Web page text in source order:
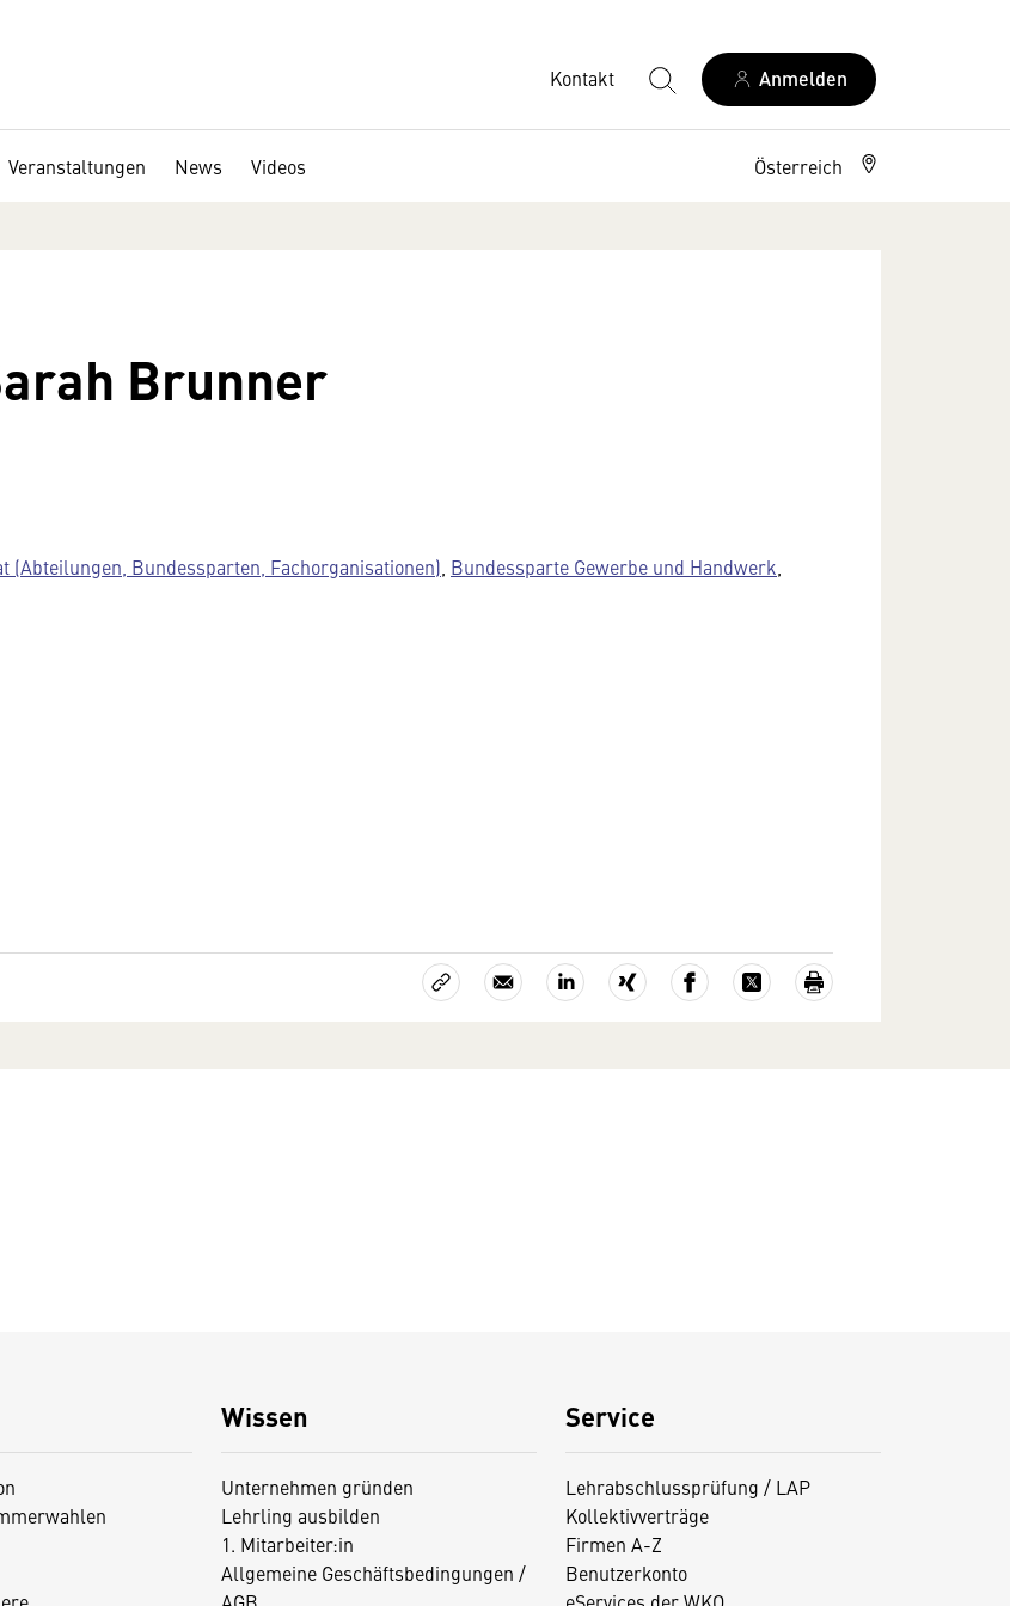
Kontakt Anmelden
Veranstaltungen News Videos Österreich
Brunner
(Abteilungen, Bundessparten, Fachorganisationen) Bundessparte Gewerbe und Handwerk
Wissen
Unternehmen gründen
Lehrling ausbilden
1. Mitarbeiter:in
Allgemeine Geschäftsbedingungen /
Service
Lehrabschlussprüfung / LAP
Kollektivverträge
Firmen A-Z
Benutzerkonto